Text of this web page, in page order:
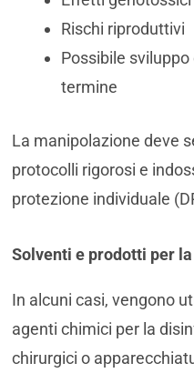
Rischi riproduttivi
Possibile
termine
La manipolazione deve
protocolli rigorosi e
protezione individuale
Solventi e prodotti per
In alcuni casi, vengono
agenti chimici per la
chirurgici o